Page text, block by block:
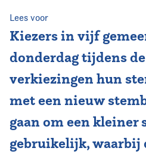
Lees voor
Kiezers in vijf
donderdag tijdens
verkiezingen hun
met een nieuw
gaan om een kleiner
gebruikelijk, waarbij